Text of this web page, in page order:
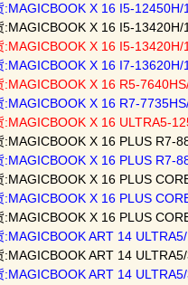
:MAGICBOOK X 16 I5-
:MAGICBOOK X 16 I5-
:MAGICBOOK X 16 I5-
:MAGICBOOK X 16 I7-
:MAGICBOOK X 16 R5-
:MAGICBOOK X 16 R7-
:MAGICBOOK X 16
:MAGICBOOK X 16 PLUS
:MAGICBOOK X 16 PLUS
:MAGICBOOK X 16 PLUS
:MAGICBOOK X 16 PLUS
:MAGICBOOK X 16 PLUS
:MAGICBOOK ART 14
:MAGICBOOK ART 14
:MAGICBOOK ART 14